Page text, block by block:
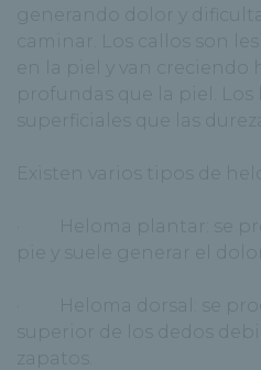
generando dolor y
caminar. Los callos son
en la piel y van creciendo
profundas que la piel. Los
superficiales que las
Existen varios tipos de
· Heloma plantar: se
pie y suele generar el
· Heloma dorsal: se
superior de los dedos
zapatos.